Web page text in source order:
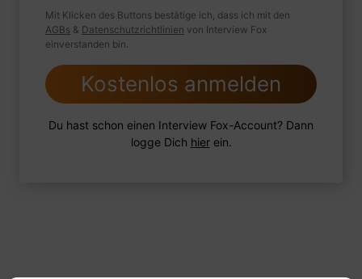
umgegangen, in der Sie einen
leistungsschwachen Mitarbeiter hatten?
Mit Klicken des Buttons bestätige ich, dass ich mit den
AGBs & Datenschutzrichtlinien von Interview Fox
einverstanden bin.
Kostenlos anmelden
Du hast schon einen Interview Fox-Account? Dann
logge Dich hierein.